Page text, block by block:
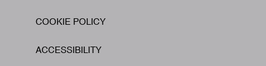
COOKIE POLICY
ACCESSIBILITY